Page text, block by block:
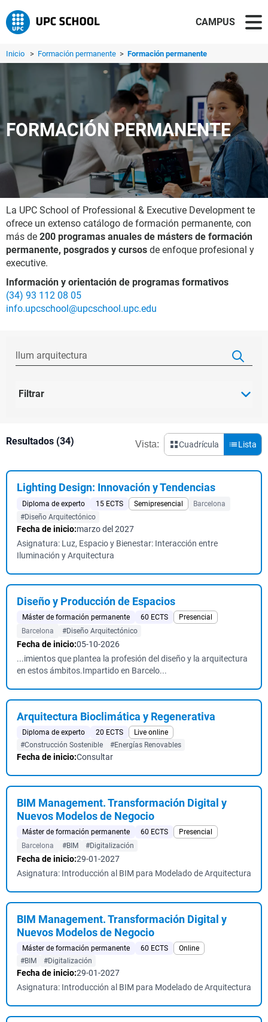
CAMPUS
Inicio > Formación permanente > Formación permanente
FORMACIÓN PERMANENTE
La UPC School of Professional & Executive Development te
ofrece un extenso catálogo de formación permanente, con
más de 200 programas anuales de másters de formación
permanente, posgrados y cursos de enfoque profesional y
executive.
Información y orientación de programas formativos
(34) 93 112 08 05
info.upcschool@upcschool.upc.edu
Filtrar
Resultados (34) Vista: Cuadrícula Lista
Lighting Design: Innovación y Tendencias
Diploma de experto 15 ECTS Semipresencial
Barcelona
#Diseño Arquitectónico
Fecha de inicio:marzo del 2027
Asignatura: Luz, Espacio y Bienestar: Interacción entre
Iluminación y Arquitectura
Diseño y Producción de Espacios
Máster de formación permanente 60 ECTS
Presencial
Barcelona
#Diseño Arquitectónico
Fecha de inicio:05-10-2026
...imientos que plantea la profesión del diseño y la arquitectura
en estos ámbitos.Impartido en Barcelo...
Arquitectura Bioclimática y Regenerativa
Diploma de experto 20 ECTS
Live online
#Construcción Sostenible
#Energías Renovables
Fecha de inicio:Consultar
BIM Management. Transformación Digital y
Nuevos Modelos de Negocio
Máster de formación permanente 60 ECTS
Presencial
Barcelona
#BIM #Digitalización
Fecha de inicio:29-01-2027
Asignatura: Introducción al BIM para Modelado de Arquitectura
BIM Management. Transformación Digital y
Nuevos Modelos de Negocio
Máster de formación permanente 60 ECTS
Online
#BIM
#Digitalización
Fecha de inicio:29-01-2027
Asignatura: Introducción al BIM para Modelado de Arquitectura